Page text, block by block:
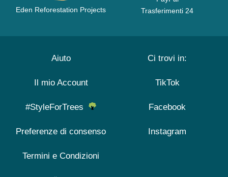
Eden Reforestation Projects
Trasferimenti 24
Aiuto
Il mio Account
#StyleForTrees
Preferenze di consenso
Termini e Condizioni
Ci trovi in:
TikTok
Facebook
Instagram